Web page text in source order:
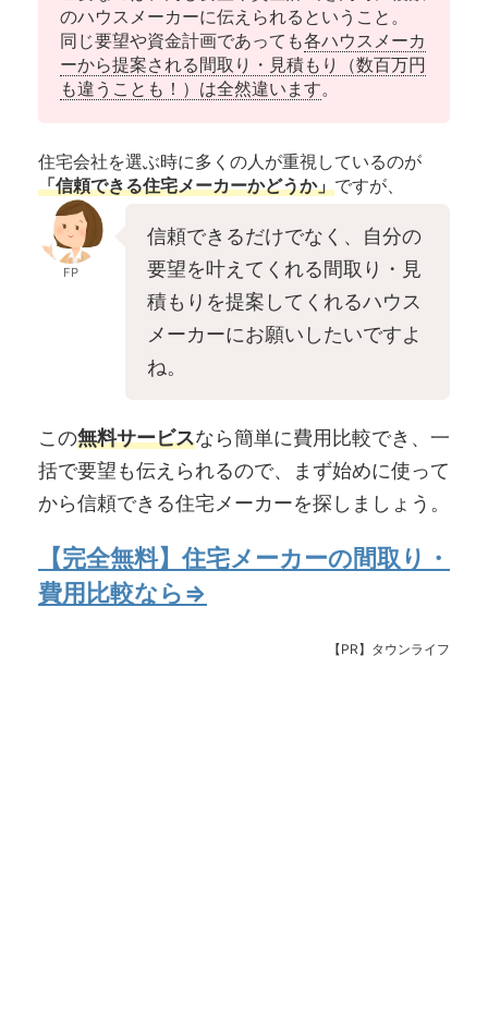
のハウスメーカーに伝えられるということ。
同じ要望や資金計画であっても各ハウスメーカ
ーから提案される間取り・見積もり（数百万円
も違うことも！）は全然違います。
住宅会社を選ぶ時に多くの人が重視しているのが
「信頼できる住宅メーカーかどうか」ですが、
FP
信頼できるだけでなく、自分の
要望を叶えてくれる間取り・見
積もりを提案してくれるハウス
メーカーにお願いしたいですよ
ね。
この無料サービスなら簡単に費用比較でき、一
括で要望も伝えられるので、まず始めに使って
から信頼できる住宅メーカーを探しましょう。
【完全無料】住宅メーカーの間取り・
費用比較なら⇒
【PR】タウンライフ